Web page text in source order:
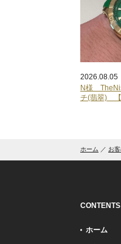
2026.08.05
N様
チ(翡翠) 【
ホーム お
CONTENTS
ホーム